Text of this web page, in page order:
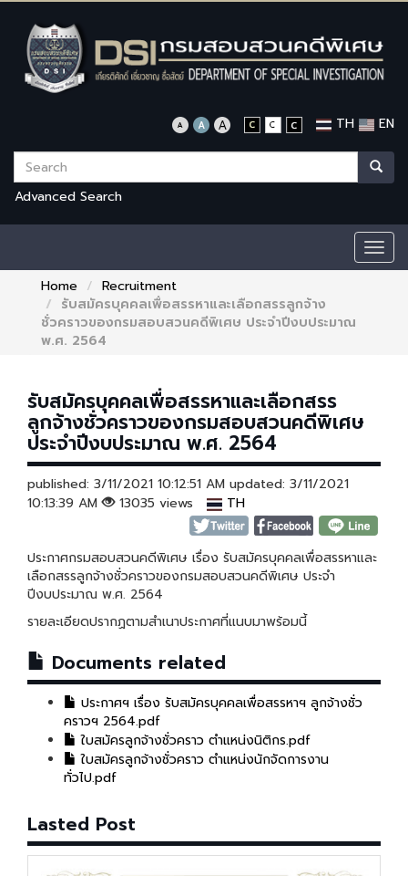
TH EN
Advanced Search
Home
Recruitment
รับสมัครบุคคลเพื่อสรรหาและเลือกสรรลูกจ้าง
ชั่วคราวของกรมสอบสวนคดีพิเศษ ประจำปีงบประมาณ
พ.ศ. 2564
รับสมัครบุคคลเพื่อสรรหาและเลือกสรร
ลูกจ้างชั่วคราวของกรมสอบสวนคดีพิเศษ
ประจำปีงบประมาณ พ.ศ. 2564
published: 3/11/2021 10:12:51 AM updated: 3/11/2021
10:13:39 AM
13035 views TH
ประกาศกรมสอบสวนคดีพิเศษ เรื่อง รับสมัครบุคคลเพื่อสรรหาและ
เลือกสรรลูกจ้างชั่วคราวของกรมสอบสวนคดีพิเศษ ประจำ
ปีงบประมาณ พ.ศ. 2564
รายละเอียดปรากฏตามสำเนาประกาศที่แนบมาพร้อมนี้
Documents related
ประกาศฯ เรื่อง รับสมัครบุคคลเพื่อสรรหาฯ ลูกจ้างชั่ว
คราวฯ 2564.pdf
ใบสมัครลูกจ้างชั่วคราว ตำแหน่งนิติกร.pdf
ใบสมัครลูกจ้างชั่วคราว ตำแหน่งนักจัดการงาน
ทั่วไป.pdf
Lasted Post